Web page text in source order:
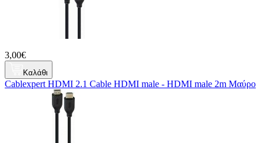
3,00€
Καλάθι
Cablexpert HDMI 2.1 Cable HDMI male - HDMI male 2m Μαύρο